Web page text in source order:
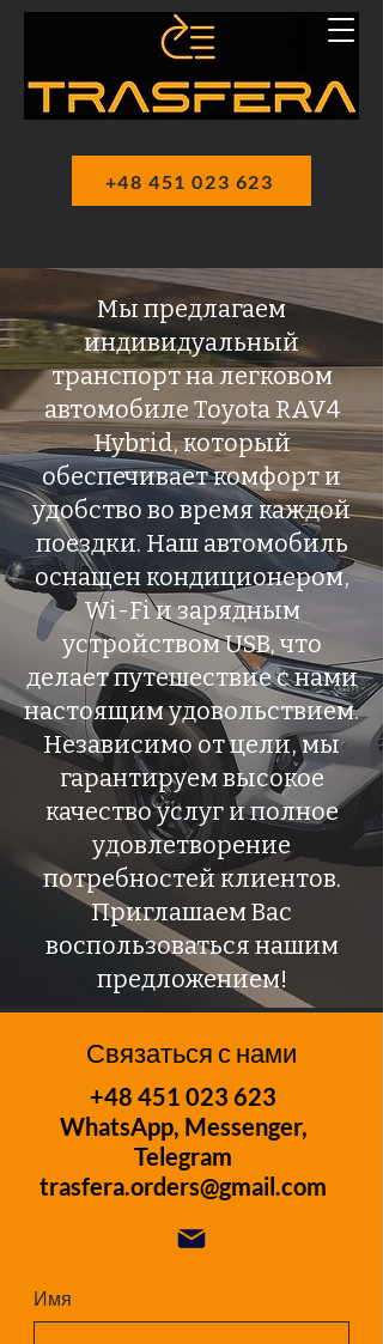
+48 451 023 623
Мы предлагаем
индивидуальный
транспорт на легковом
автомобиле Toyota RAV4
Hybrid, который
обеспечивает комфорт и
удобство во время каждой
поездки. Наш автомобиль
оснащен кондиционером,
Wi-Fi и зарядным
устройством USB, что
делает путешествие с нами
настоящим удовольствием.
Независимо от цели, мы
гарантируем высокое
качество услуг и полное
удовлетворение
потребностей клиентов.
Приглашаем Вас
воспользоваться нашим
предложением!
Связаться с нами
+48 451 023 623
WhatsApp, Messenger,
Telegram
trasfera.orders@gmail.com
Имя